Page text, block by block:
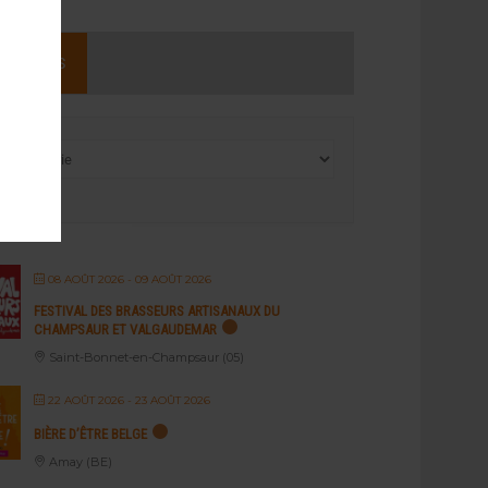
08 AOÛT 2026 - 09 AOÛT 2026
FESTIVAL DES BRASSEURS ARTISANAUX DU
CHAMPSAUR ET VALGAUDEMAR
Saint-Bonnet-en-Champsaur (05)
22 AOÛT 2026 - 23 AOÛT 2026
BIÈRE D’ÊTRE BELGE
Amay (BE)